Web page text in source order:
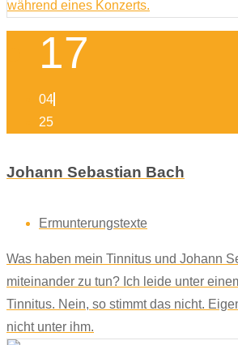
17
04
25
Johann Sebastian Bach
Ermunterungstexte
Was haben mein Tinnitus und Johann
miteinander zu tun? Ich leide unter
Tinnitus. Nein, so stimmt das nicht.
nicht unter ihm.